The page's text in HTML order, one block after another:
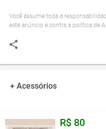
Você assume toda a
este anúncio é contra a política de
+ Acessórios
R$ 80